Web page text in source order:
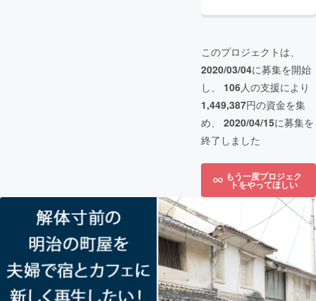
このプロジェクトは、
2020/03/04に募集を開始
し、 106人の支援により
1,449,387円の資金を集
め、 2020/04/15に募集を
終了しました
もう一度プロジェク
トをやってほしい